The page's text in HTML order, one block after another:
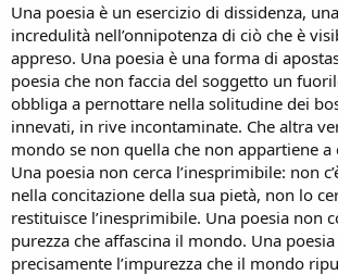
Una poesia è un esercizio di dissidenza,
incredulità nell’onnipotenza di ciò che è
appreso. Una poesia è una forma di
poesia che non faccia del soggetto un
obbliga a pernottare nella solitudine dei
innevati, in rive incontaminate. Che altra
mondo se non quella che non appartiene a
Una poesia non cerca l’inesprimibile: non
nella concitazione della sua pietà, non lo
restituisce l’inesprimibile. Una poesia non
purezza che affascina il mondo. Una
precisamente l’impurezza che il mondo